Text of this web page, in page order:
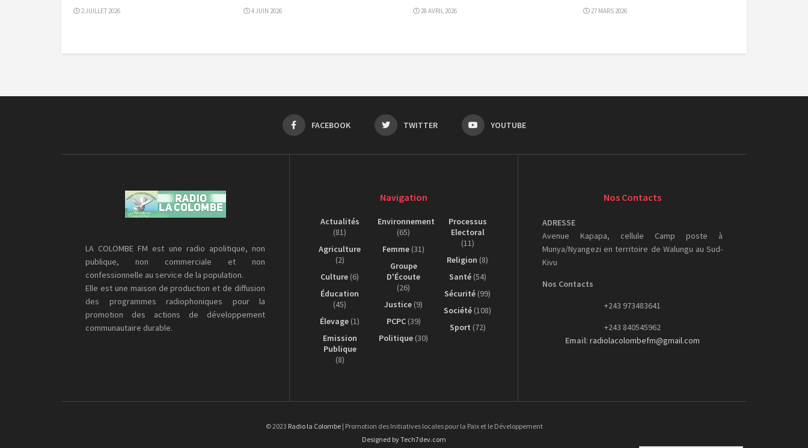
2 JUILLET 2026 4 JUIN 2026 28 AVRIL 2026 27 MARS 2026
FACEBOOK TWITTER YOUTUBE
LA COLOMBE FM est une radio apolitique, non
publique, non commerciale et non
confessionnelle au service de la population.
Elle est une maison de production et de diffusion
des programmes radiophoniques pour la
promotion des actions de développement
communautaire durable.
Navigation
Actualités
(81)
Agriculture
(2)
Culture (6)
Éducation
(45)
Élevage (1)
Emission
Publique
(8)
Environnement
(65)
Femme (31)
Groupe
D'Écoute
(26)
Justice (9)
PCPC(39)
Politique (30)
Processus
Electoral
(11)
Religion (8)
Santé(54)
Sécurité (99)
Société (108)
Sport (72)
Nos Contacts
ADRESSE
Avenue Kapapa, cellule Camp poste à
Munya/Nyangezi en territoire de Walungu au Sud-
Kivu
Nos Contacts
+243 973483641
+243 840545962
Email: radiolacolombefm@gmail.com
© 2023 Radio la Colombe| Promotion des Initiatives locales pour la Paix et le Développement
Designed by Tech7dev.com